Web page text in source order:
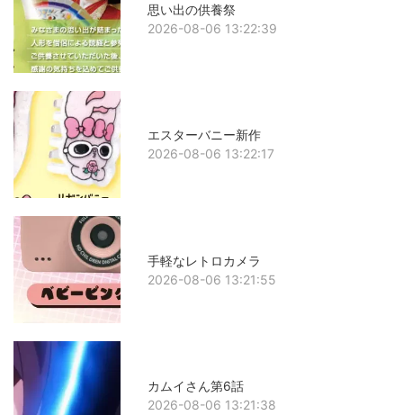
思い出の供養祭
2026-08-06 13:22:39
エスターバニー新作
2026-08-06 13:22:17
手軽なレトロカメラ
2026-08-06 13:21:55
カムイさん第6話
2026-08-06 13:21:38